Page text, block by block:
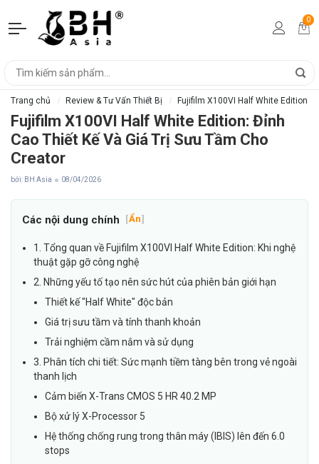
0
Trang chủ Review & Tư Vấn Thiết Bị Fujifilm X100VI Half White Edition:
Fujifilm X100VI Half White Edition: Đỉnh
Cao Thiết Kế Và Giá Trị Sưu Tầm Cho
Creator
bởi: BH Asia 08/04/2026
Các nội dung chính [Ẩn]
1. Tổng quan về Fujifilm X100VI Half White Edition: Khi nghệ
thuật gặp gỡ công nghệ
2. Những yếu tố tạo nên sức hút của phiên bản giới hạn
Thiết kế "Half White" độc bản
Giá trị sưu tầm và tính thanh khoản
Trải nghiệm cầm nắm và sử dụng
3. Phân tích chi tiết: Sức mạnh tiềm tàng bên trong vẻ ngoài
thanh lịch
Cảm biến X-Trans CMOS 5 HR 40.2 MP
Bộ xử lý X-Processor 5
Hệ thống chống rung trong thân máy (IBIS) lên đến 6.0
stops